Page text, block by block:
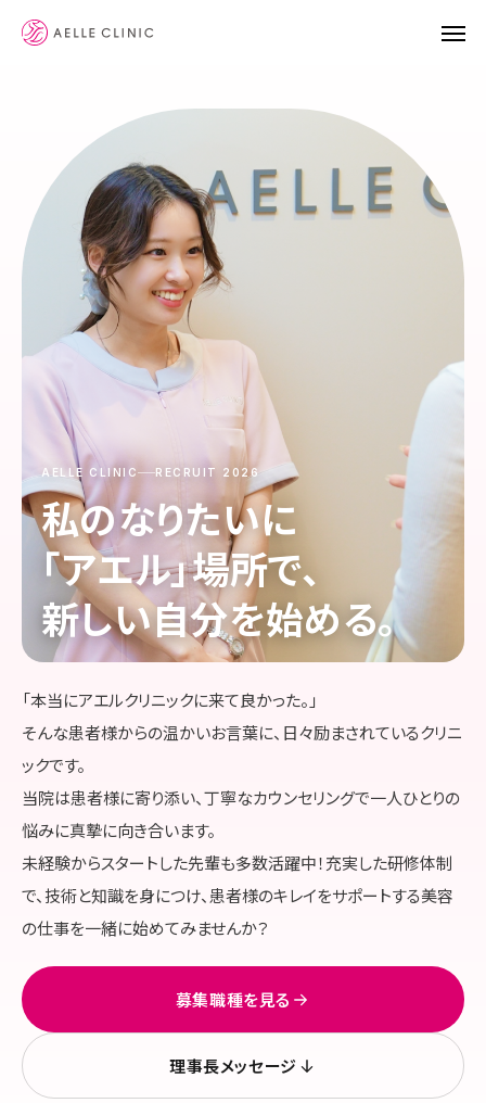
「本当にアエルクリニックに来て良かった。」
そんな患者様からの温かいお言葉に、日々励まされているクリニ
ックです。
当院は患者様に寄り添い、丁寧なカウンセリングで一人ひとりの
悩みに真摯に向き合います。
未経験からスタートした先輩も多数活躍中！充実した研修体制
で、技術と知識を身につけ、患者様のキレイをサポートする美容
の仕事を一緒に始めてみませんか？
募集職種を見る
理事長メッセージ
AELLE CLINIC RECRUIT 2026
私のなりたいに
「アエル」場所で、
新しい自分を始める。
WEB予約
YoutTube
診療メニュー
クリニック案内
ブログ
院長ブログ
採用情報